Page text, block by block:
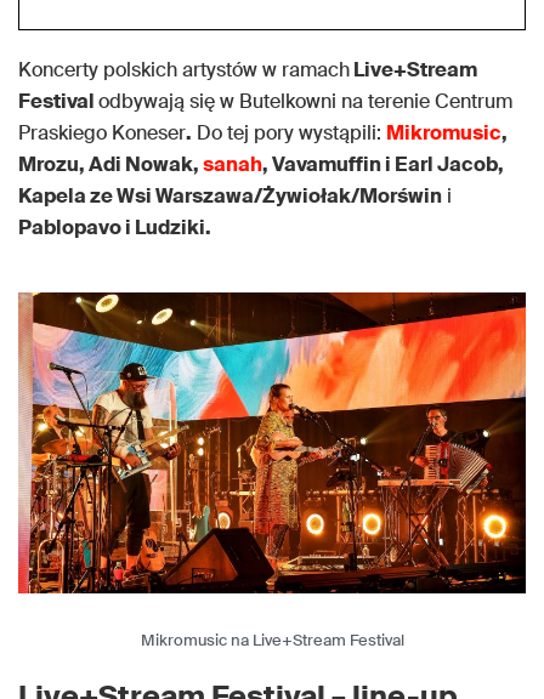
Koncerty polskich artystów w ramachLive+Stream
Festivalodbywają się w Butelkowni na terenie Centrum
Praskiego Koneser. Do tej pory wystąpili: Mikromusic,
Mrozu, Adi Nowak,sanah, Vavamuffin i Earl Jacob,
Kapela ze Wsi Warszawa/Żywiołak/Morświn i
Pablopavo i Ludziki.
Mikromusic na Live+Stream Festival